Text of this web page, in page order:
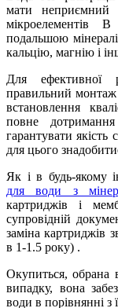
мати неприємний
мікроелементів
подальшою
кальцію, магнію і
Для ефективної
правильний монтаж
встановлення
повне
гарантувати якість
для цього
Як і в будь-якому
для води з
картриджів і
супровідній
заміна картриджів
в 1-1.5 року) .
Окупиться, обрана
випадку, вона
води в порівнянні з